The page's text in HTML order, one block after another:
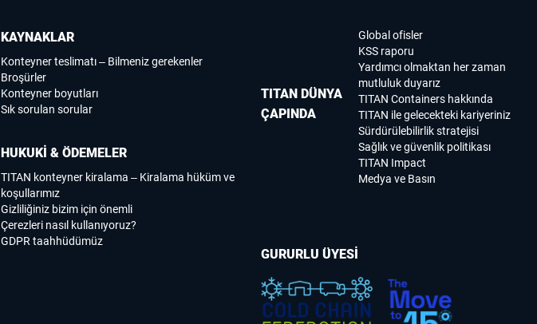
TITAN DÜNYA
ÇAPINDA
Global ofisler
KSS raporu
Yardımcı olmaktan her zaman
mutluluk duyarız
TITAN Containers hakkında
TITAN ile gelecekteki kariyeriniz
Sürdürülebilirlik stratejisi
Sağlık ve güvenlik politikası
TITAN Impact
Medya ve Basın
KAYNAKLAR
Konteyner teslimatı – Bilmeniz gerekenler
Broşürler
Konteyner boyutları
Sık sorulan sorular
HUKUKİ & ÖDEMELER
TITAN konteyner kiralama – Kiralama hüküm ve
koşullarımız
Gizliliğiniz bizim için önemli
Çerezleri nasıl kullanıyoruz?
GDPR taahhüdümüz
GURURLU ÜYESİ